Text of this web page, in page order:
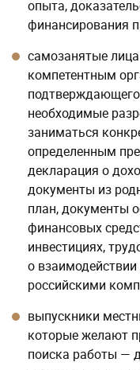
опыта,
финансирования
самозанятые
компетентным
необходимые
заниматься
определенным
декларация о
документы из
план, документы
финансовых
инвестициях,
о
российскими
выпускники
которые желают
поиска работы —